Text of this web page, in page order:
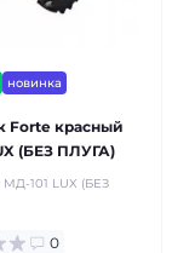
новинка
Forte красный
(БЕЗ ПЛУГА)
МД-101 LUX (БЕЗ
0